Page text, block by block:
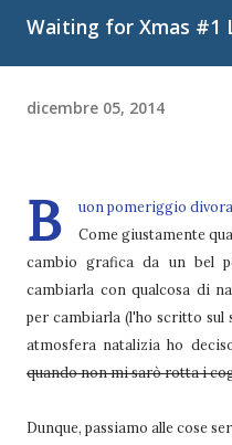
Waiting for Xmas #1
dicembre 05, 2014
B
uon pomeriggio
Come giustamente
cambio grafica da un bel
cambiarla con qualcosa di
per cambiarla (l'ho scritto sul
atmosfera natalizia ho
quando non mi sarò rotta i
Dunque, passiamo alle cose